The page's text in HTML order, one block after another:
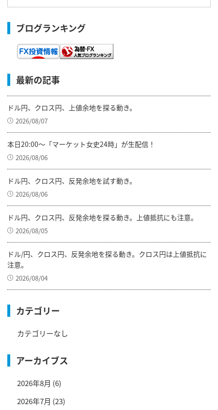
ブログランキング
最新の記事
ドル円、クロス円、上値余地を探る動き。
2026/08/07
本日20:00～「マーケット女史24時」が生配信！
2026/08/06
ドル円、クロス円、反発余地を試す動き。
2026/08/06
ドル円、クロス円、反発余地を探る動き。上値抵抗にも注意。
2026/08/05
ドル/円、クロス円、反発余地を探る動き。クロス円は上値抵抗に
注意。
2026/08/04
カテゴリー
カテゴリーなし
アーカイブス
2026年8月 (6)
2026年7月 (23)